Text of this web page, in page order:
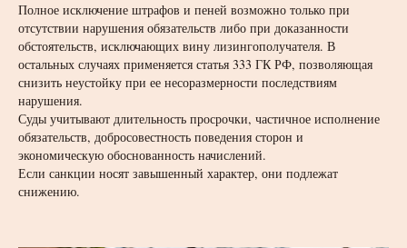
Полное исключение штрафов и пеней возможно только при
отсутствии нарушения обязательств либо при доказанности
обстоятельств, исключающих вину лизингополучателя. В
остальных случаях применяется статья 333 ГК РФ, позволяющая
снизить неустойку при ее несоразмерности последствиям
нарушения.
Суды учитывают длительность просрочки, частичное исполнение
обязательств, добросовестность поведения сторон и
экономическую обоснованность начислений.
Если санкции носят завышенный характер, они подлежат
снижению.